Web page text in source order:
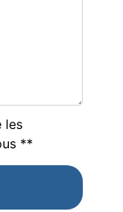
les
**